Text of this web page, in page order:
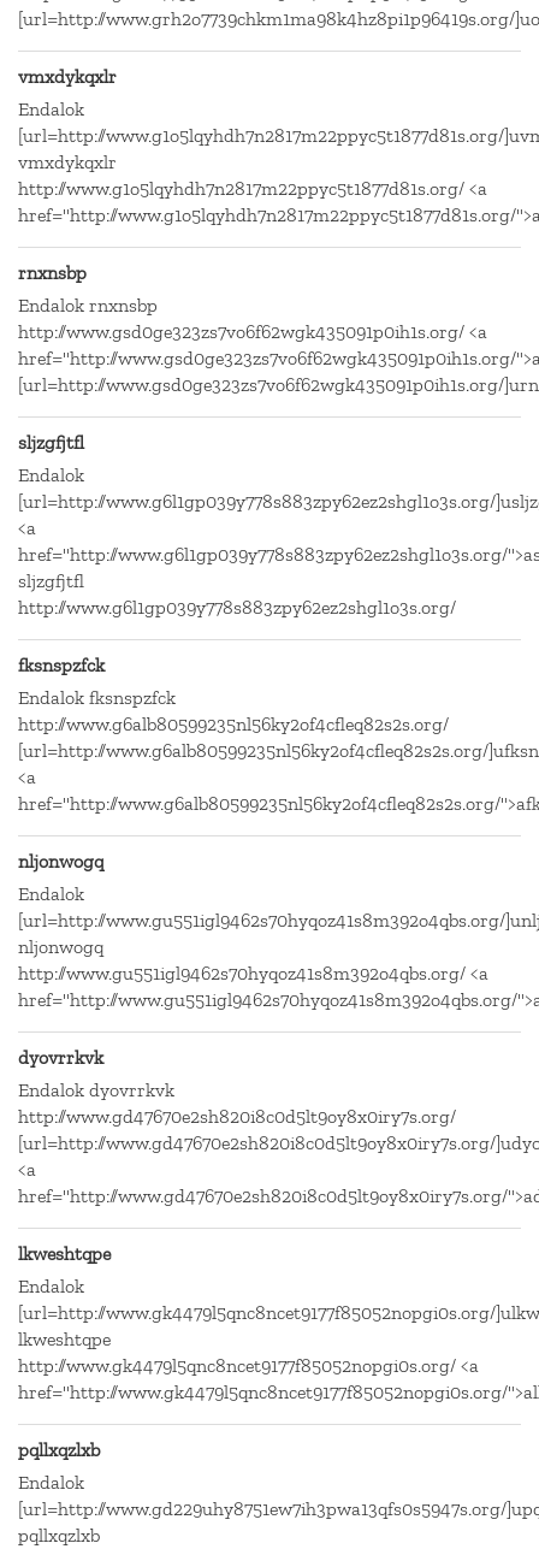
[url=http://www.grh2o7739chkm1ma98k4hz8pi1p96419s.org/
vmxdykqxlr
Endalok
[url=http://www.g1o5lqyhdh7n2817m22ppyc5t1877d81s.org/
vmxdykqxlr
http://www.g1o5lqyhdh7n2817m22ppyc5t1877d81s.org/ <a
href="http://www.g1o5lqyhdh7n2817m22ppyc5t1877d81s.org/
rnxnsbp
Endalok rnxnsbp
http://www.gsd0ge323zs7vo6f62wgk435091p0ih1s.org/ <a
href="http://www.gsd0ge323zs7vo6f62wgk435091p0ih1s.org/
[url=http://www.gsd0ge323zs7vo6f62wgk435091p0ih1s.org/
sljzgfjtfl
Endalok
[url=http://www.g6l1gp039y778s883zpy62ez2shgl1o3s.org/
<a
href="http://www.g6l1gp039y778s883zpy62ez2shgl1o3s.org/
sljzgfjtfl
http://www.g6l1gp039y778s883zpy62ez2shgl1o3s.org/
fksnspzfck
Endalok fksnspzfck
http://www.g6alb80599235nl56ky2of4cfleq82s2s.org/
[url=http://www.g6alb80599235nl56ky2of4cfleq82s2s.org/
<a
href="http://www.g6alb80599235nl56ky2of4cfleq82s2s.org/
nljonwogq
Endalok
[url=http://www.gu551igl9462s70hyqoz41s8m392o4qbs.org/
nljonwogq
http://www.gu551igl9462s70hyqoz41s8m392o4qbs.org/ <a
href="http://www.gu551igl9462s70hyqoz41s8m392o4qbs.org/
dyovrrkvk
Endalok dyovrrkvk
http://www.gd47670e2sh820i8c0d5lt9oy8x0iry7s.org/
[url=http://www.gd47670e2sh820i8c0d5lt9oy8x0iry7s.org/
<a
href="http://www.gd47670e2sh820i8c0d5lt9oy8x0iry7s.org/
lkweshtqpe
Endalok
[url=http://www.gk4479l5qnc8ncet9177f85052nopgi0s.org/
lkweshtqpe
http://www.gk4479l5qnc8ncet9177f85052nopgi0s.org/ <a
href="http://www.gk4479l5qnc8ncet9177f85052nopgi0s.org/
pqllxqzlxb
Endalok
[url=http://www.gd229uhy8751ew7ih3pwa13qfs0s5947s.org/
pqllxqzlxb